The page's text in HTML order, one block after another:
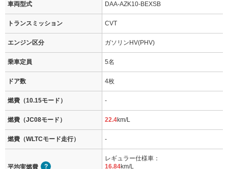
車両型式 DAA-AZK10-BEXSB
トランスミッション CVT
エンジン区分 ガソリンHV(PHV)
乗車定員 5名
ドア数 4枚
燃費（10.15モード） -
燃費（JC08モード） 22.4km/L
燃費（WLTCモード走行） -
平均実燃費
レギュラー仕様車：
16.84km/L